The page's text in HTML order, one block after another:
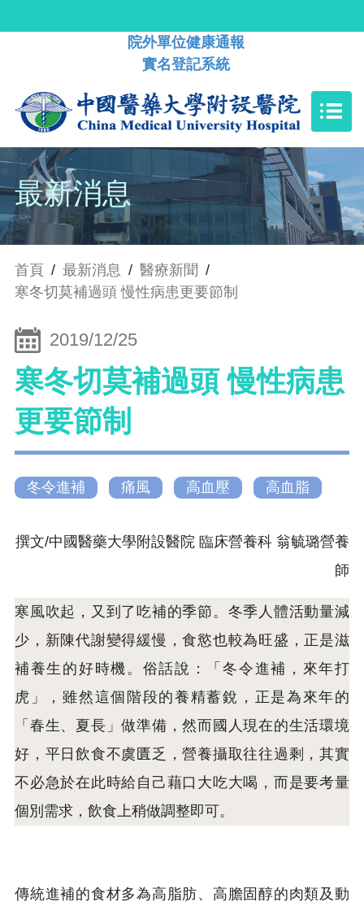
院外單位健康通報
實名登記系統
最新消息
首頁 / 最新消息 / 醫療新聞 /
寒冬切莫補過頭 慢性病患更要節制
2019/12/25
寒冬切莫補過頭 慢性病患
更要節制
冬令進補 痛風 高血壓 高血脂
撰文/中國醫藥大學附設醫院 臨床營養科 翁毓璐營養
師
寒風吹起，又到了吃補的季節。冬季人體活動量減
少，新陳代謝變得緩慢，食慾也較為旺盛，正是滋
補養生的好時機。俗話說：「冬令進補，來年打
虎」，雖然這個階段的養精蓄銳，正是為來年的
「春生、夏長」做準備，然而國人現在的生活環境
好，平日飲食不虞匱乏，營養攝取往往過剩，其實
不必急於在此時給自己藉口大吃大喝，而是要考量
個別需求，飲食上稍做調整即可。
傳統進補的食材多為高脂肪、高膽固醇的肉類及動